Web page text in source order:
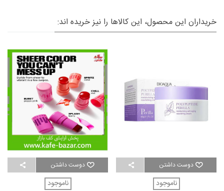
خریداران این محصول، این کالاها را نیز خریده اند:
دوست داشتن
ناموجود
دوست داشتن
ناموجود